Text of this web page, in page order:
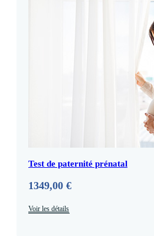
Test de paternité prénatal
1349,00 €
Voir les détails